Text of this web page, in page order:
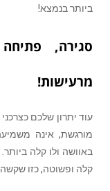
ביותר בנמצא!
סגירה,
מרעישות!
עוד יתרון שלכם
מורגשת, אינה
באוושה ולו קלה
קלה ופשוטה, כזו